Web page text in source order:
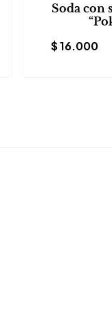
Soda con
$16.000